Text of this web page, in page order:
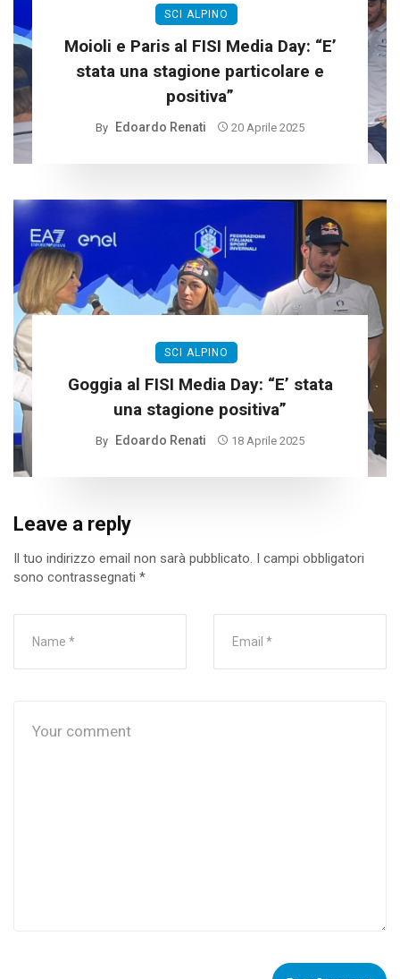
SCI ALPINO
Moioli e Paris al FISI Media Day: “E’
stata una stagione particolare e
positiva”
By Edoardo Renati 20 Aprile 2025
SCI ALPINO
Goggia al FISI Media Day: “E’ stata
una stagione positiva”
By Edoardo Renati 18 Aprile 2025
Leave a reply
Il tuo indirizzo email non sarà pubblicato. I campi obbligatori
sono contrassegnati *